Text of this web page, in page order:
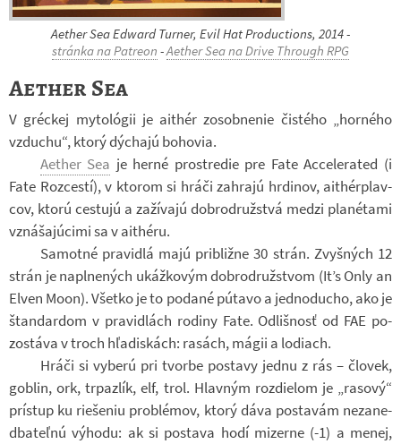
Ae­ther Sea Ed­ward Tur­ner, Evil Hat Pro­ducti­ons, 2014 -
stránka na Pa­t­reon -Ae­ther Sea na Drive Through RPG
Aether Sea
V gréc­kej my­to­ló­gii je ai­thér zo­sob­ne­nie čis­tého „hor­ného
vzdu­chu“, ktorý dý­chajú bo­ho­via.
Ae­ther Sea je herné pro­stre­die pre Fate Ac­ce­le­ra­ted (i
Fate Roz­cestí), v kto­rom si hráči za­hrajú hr­di­nov, ai­thé­r­plav­
cov, ktorú ces­tujú a za­ží­vajú dob­ro­druž­stvá medzi pla­né­tami
vznášaj­úcimi sa v ai­théru.
Sa­motné pra­vi­dlá majú pri­bližne 30 strán. Zvyšných 12
strán je na­pl­ne­ných ukáž­ko­vým dob­ro­druž­stvom (It’s Only an
Elven Moon). Všetko je to po­dané pútavo a jed­no­du­cho, ako je
štan­dar­dom v pra­vi­dlách ro­diny Fate. Od­liš­nosť od FAE po­
zostáva v troch hľadis­kách: ra­sách, mágii a lo­di­ach.
Hráči si vy­berú pri tvorbe po­stavy jednu z rás – člo­vek,
go­b­lin, ork, tr­paz­lík, elf, trol. Hlav­ným roz­die­lom je „ra­sový“
prístup ku rie­še­niu pro­blé­mov, ktorý dáva po­sta­vám ne­za­ne­
dbateľnú vý­hodu: ak si po­stava hodí mi­zerne (-1) a menej,